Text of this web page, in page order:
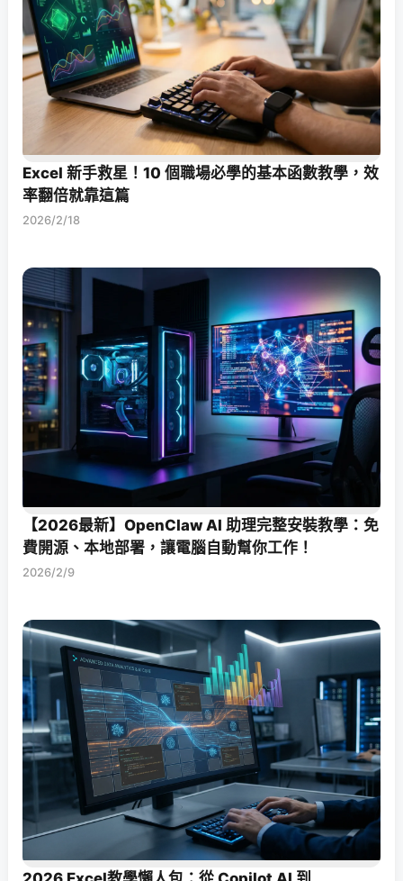
Excel 新手救星！10 個職場必學的基本函數教學，效
率翻倍就靠這篇
2026/2/18
【2026最新】OpenClaw AI 助理完整安裝教學：免
費開源、本地部署，讓電腦自動幫你工作！
2026/2/9